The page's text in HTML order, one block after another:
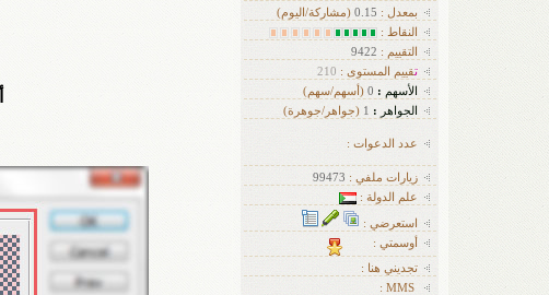
بمعدل : 0.15 (مشاركة/اليوم)
النقاط :
التقييم : 9422
تقييم المستوى : 210
الأسهم :
0 (أسهم/سهم)
الجواهر :
1 (جواهر/جوهرة)
عدد الدعوات :
زيارات ملفي : 99473
علم الدولة :
استعرضي :
أوسمتي :
تجديني هنا :
MMS :